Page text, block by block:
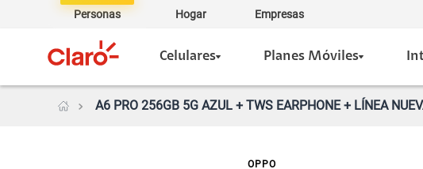
Personas Hogar Empresas
Celulares Planes Móviles
A6 PRO 256GB 5G AZUL + TWS EARPHONE + LÍNEA
OPPO